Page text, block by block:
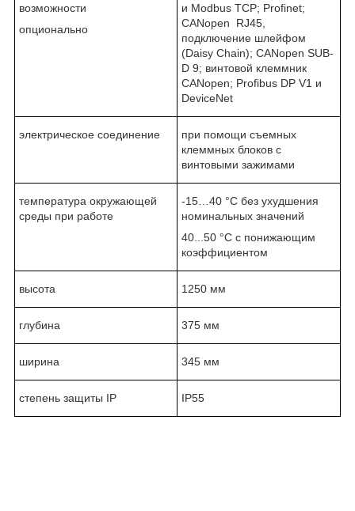
возможности
опционально
и Modbus TCP; Profinet;
CANopen RJ45,
подключение шлейфом
(Daisy Chain); CANopen SUB-
D 9; винтовой клеммник
CANopen; Profibus DP V1 и
DeviceNet
электрическое соединение
при помощи съемных
клеммных блоков с
винтовыми зажимами
температура окружающей
среды при работе
-15…40 °C без ухудшения
номинальных значений
40...50 °C с понижающим
коэффициентом
высота 1250 мм
глубина 375 мм
ширина 345 мм
степень защиты IP IP55